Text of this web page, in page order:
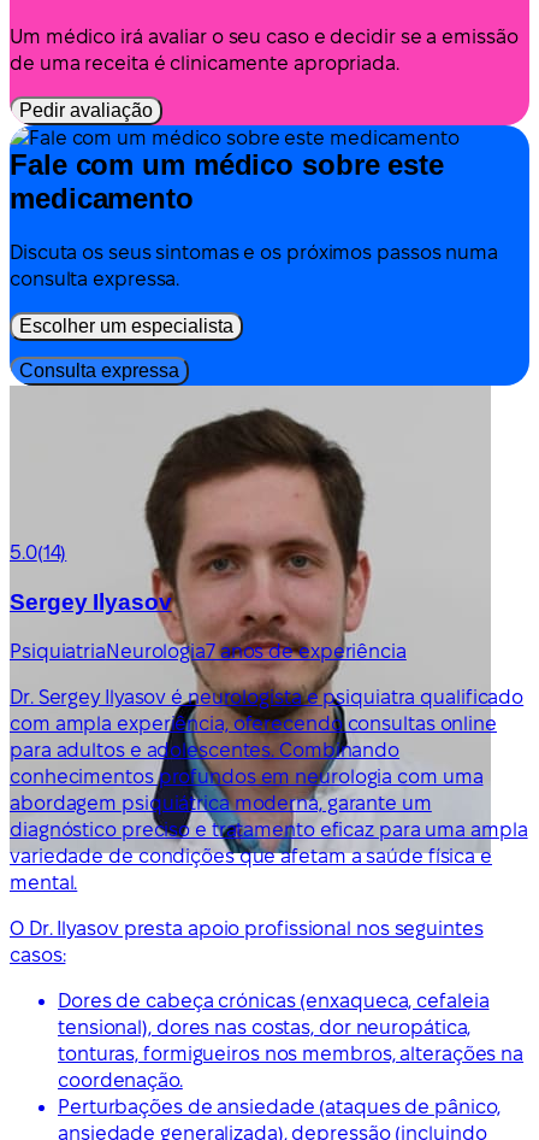
Um médico irá avaliar o seu caso e decidir se a emissão
de uma receita é clinicamente apropriada.
Pedir avaliação
Fale com um médico sobre este
medicamento
Discuta os seus sintomas e os próximos passos numa
consulta expressa.
Escolher um especialista
Consulta expressa
5.0(14)
Sergey Ilyasov
PsiquiatriaNeurologia7 anos de experiência
Dr. Sergey Ilyasov é neurologista e psiquiatra qualificado
com ampla experiência, oferecendo consultas online
para adultos e adolescentes. Combinando
conhecimentos profundos em neurologia com uma
abordagem psiquiátrica moderna, garante um
diagnóstico preciso e tratamento eficaz para uma ampla
variedade de condições que afetam a saúde física e
mental.
O Dr. Ilyasov presta apoio profissional nos seguintes
casos:
Dores de cabeça crónicas (enxaqueca, cefaleia
tensional), dores nas costas, dor neuropática,
tonturas, formigueiros nos membros, alterações na
coordenação.
Perturbações de ansiedade (ataques de pânico,
ansiedade generalizada), depressão (incluindo